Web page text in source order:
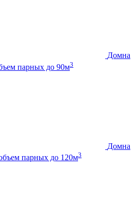
Домна
парных до 90м3
Домна
парных до 120м3